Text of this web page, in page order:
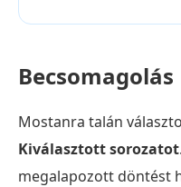
Becsomagolás
Mostanra talán
Kiválasztott sorozatot
megalapozott döntést